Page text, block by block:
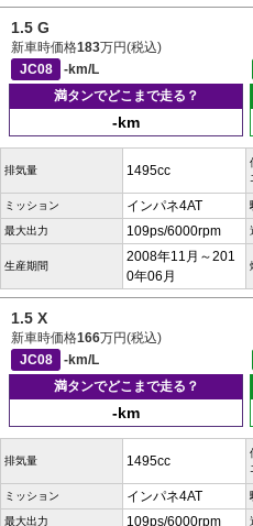
1.5 G
新車時価格183万円(税込)
JC08
-km/L
満タンでどこまで走る？
-km
排気量 1495cc
ミッション インパネ4AT
最大出力 109ps/6000rpm
生産期間
2008年11月～201
0年06月
1.5 X
新車時価格166万円(税込)
JC08
-km/L
満タンでどこまで走る？
-km
排気量 1495cc
ミッション インパネ4AT
最大出力 109ps/6000rpm